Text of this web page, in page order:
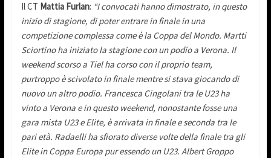
Il CT Mattia Furlan: “I convocati hanno dimostrato, in questo
inizio di stagione, di poter entrare in finale in una
competizione complessa come è la Coppa del Mondo. Martti
Sciortino ha iniziato la stagione con un podio a Verona. Il
weekend scorso a Tiel ha corso con il proprio team,
purtroppo è scivolato in finale mentre si stava giocando di
nuovo un altro podio. Francesca Cingolani tra le U23 ha
vinto a Verona e in questo weekend, nonostante fosse una
gara mista U23 e Elite, è arrivata in finale e seconda tra le
pari età. Radaelli ha sfiorato diverse volte della finale tra gli
Elite in Coppa Europa pur essendo un U23. Albert Groppo